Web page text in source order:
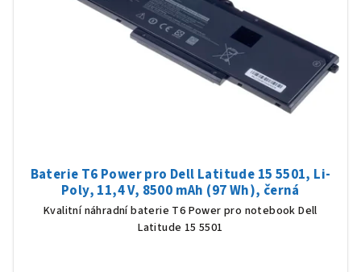
Baterie T6 Power pro Dell Latitude 15 5501, Li-
Poly, 11,4 V, 8500 mAh (97 Wh), černá
Kvalitní náhradní baterie T6 Power pro notebook Dell
Latitude 15 5501